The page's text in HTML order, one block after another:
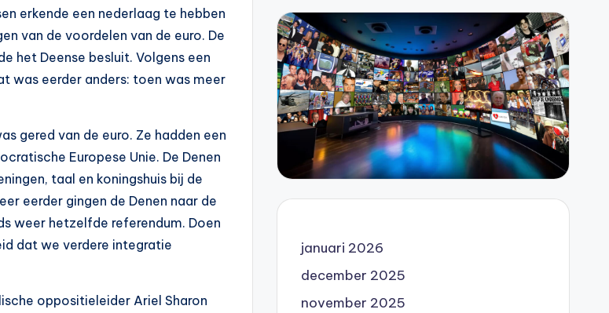
erkende een nederlaag te hebben
van de voordelen van de euro. De
het Deense besluit. Volgens een
was eerder anders: toen was meer
gered van de euro. Ze hadden een
Europese Unie. De Denen
taal en koningshuis bij de
eerder gingen de Denen naar de
weer hetzelfde referendum. Doen
dat we verdere integratie
oppositieleider Ariel Sharon
januari 2026
december 2025
november 2025